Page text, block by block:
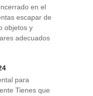
en el
escapar de
objetos y
adecuados
para
Tienes que